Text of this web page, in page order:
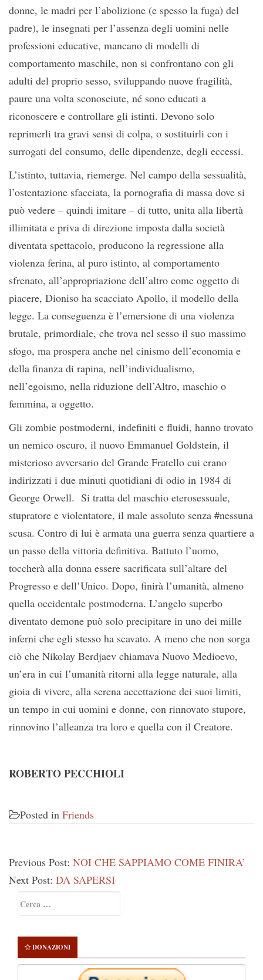
donne, le madri per l’abolizione (e spesso la fuga) del
padre), le insegnati per l’assenza degli uomini nelle
professioni educative, mancano di modelli di
comportamento maschile, non si confrontano con gli
adulti del proprio sesso, sviluppando nuove fragilità,
paure una volta sconosciute, né sono educati a
riconoscere e controllare gli istinti. Devono solo
reprimerli tra gravi sensi di colpa, o sostituirli con i
surrogati del consumo, delle dipendenze, degli eccessi.
L’istinto, tuttavia, riemerge. Nel campo della sessualità,
l’ostentazione sfacciata, la pornografia di massa dove si
può vedere – quindi imitare – di tutto, unita alla libertà
illimitata e priva di direzione imposta dalla società
diventata spettacolo, producono la regressione alla
violenza ferina, al puro istinto, al comportamento
sfrenato, all’appropriazione dell’altro come oggetto di
piacere, Dioniso ha scacciato Apollo, il modello della
legge. La conseguenza è l’emersione di una violenza
brutale, primordiale, che trova nel sesso il suo massimo
sfogo, ma prospera anche nel cinismo dell’economia e
della finanza di rapina, nell’individualismo,
nell’egoismo, nella riduzione dell’Altro, maschio o
femmina, a oggetto.
Gli zombie postmoderni, indefiniti e fluidi, hanno trovato
un nemico oscuro, il nuovo Emmanuel Goldstein, il
misterioso avversario del Grande Fratello cui erano
indirizzati i due minuti quotidiani di odio in 1984 di
George Orwell. Si tratta del maschio eterosessuale,
stupratore e violentatore, il male assoluto senza #nessuna
scusa. Contro di lui è armata una guerra senza quartiere a
un passo della vittoria definitiva. Battuto l’uomo,
toccherà alla donna essere sacrificata sull’altare del
Progresso e dell’Unico. Dopo, finirà l’umanità, almeno
quella occidentale postmoderna. L’angelo superbo
diventato demone può solo precipitare in uno dei mille
inferni che egli stesso ha scavato. A meno che non sorga
ciò che Nikolay Berdjaev chiamava Nuovo Medioevo,
un’era in cui l’umanità ritorni alla legge naturale, alla
gioia di vivere, alla serena accettazione dei suoi limiti,
un tempo in cui uomini e donne, con rinnovato stupore,
rinnovino l’alleanza tra loro e quella con il Creatore.
ROBERTO PECCHIOLI
Posted in Friends
Previous Post: NOI CHE SAPPIAMO COME FINIRA’
Next Post: DA SAPERSI
Sidebar
per:
DONAZIONI